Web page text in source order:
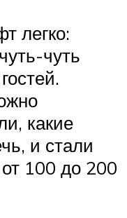
легко:
чуть
какие
и стали
100 до 200